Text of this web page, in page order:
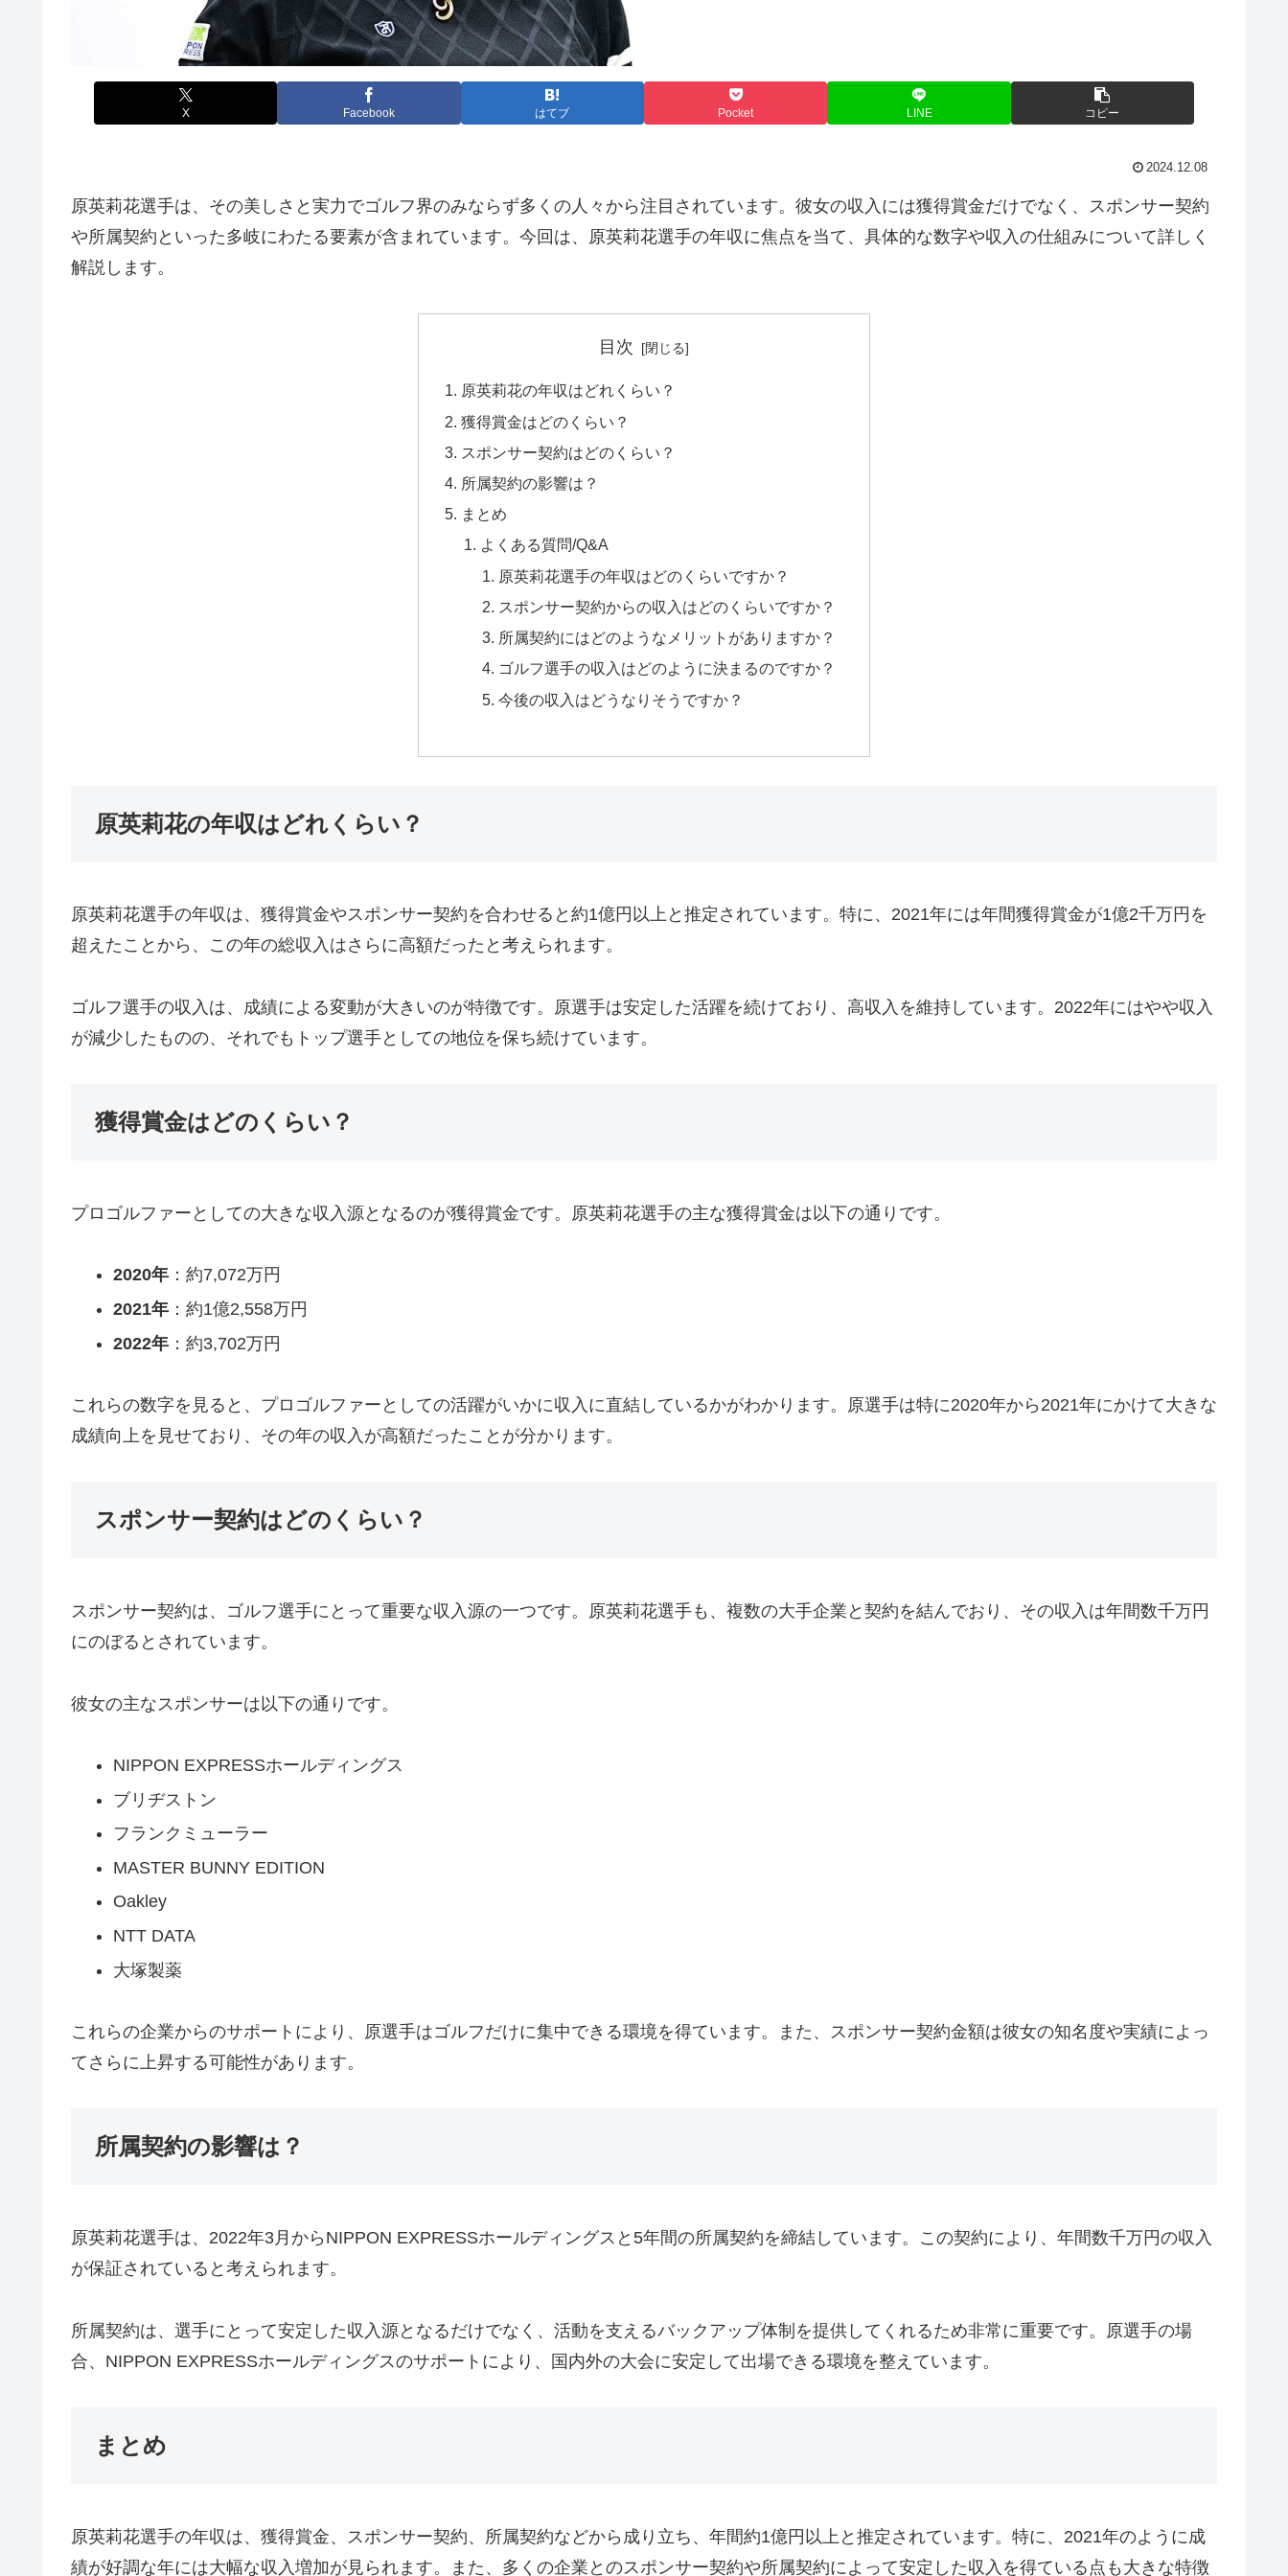
X Facebook はてブ Pocket LINE コピー
2024.12.08
原英莉花選手は、その美しさと実力でゴルフ界のみならず多くの人々から注目されています。彼女の収入には獲得賞金だけでなく、スポンサー契約
や所属契約といった多岐にわたる要素が含まれています。今回は、原英莉花選手の年収に焦点を当て、具体的な数字や収入の仕組みについて詳しく
解説します。
目次
原英莉花の年収はどれくらい？
獲得賞金はどのくらい？
スポンサー契約はどのくらい？
所属契約の影響は？
まとめ
よくある質問/Q&A
原英莉花選手の年収はどのくらいですか？
スポンサー契約からの収入はどのくらいですか？
所属契約にはどのようなメリットがありますか？
ゴルフ選手の収入はどのように決まるのですか？
今後の収入はどうなりそうですか？
原英莉花の年収はどれくらい？
原英莉花選手の年収は、獲得賞金やスポンサー契約を合わせると約1億円以上と推定されています。特に、2021年には年間獲得賞金が1億2千万円を
超えたことから、この年の総収入はさらに高額だったと考えられます。
ゴルフ選手の収入は、成績による変動が大きいのが特徴です。原選手は安定した活躍を続けており、高収入を維持しています。2022年にはやや収入
が減少したものの、それでもトップ選手としての地位を保ち続けています。
獲得賞金はどのくらい？
プロゴルファーとしての大きな収入源となるのが獲得賞金です。原英莉花選手の主な獲得賞金は以下の通りです。
2020年：約7,072万円
2021年：約1億2,558万円
2022年：約3,702万円
これらの数字を見ると、プロゴルファーとしての活躍がいかに収入に直結しているかがわかります。原選手は特に2020年から2021年にかけて大きな
成績向上を見せており、その年の収入が高額だったことが分かります。
スポンサー契約はどのくらい？
スポンサー契約は、ゴルフ選手にとって重要な収入源の一つです。原英莉花選手も、複数の大手企業と契約を結んでおり、その収入は年間数千万円
にのぼるとされています。
彼女の主なスポンサーは以下の通りです。
NIPPON EXPRESSホールディングス
ブリヂストン
フランクミューラー
MASTER BUNNY EDITION
Oakley
NTT DATA
大塚製薬
これらの企業からのサポートにより、原選手はゴルフだけに集中できる環境を得ています。また、スポンサー契約金額は彼女の知名度や実績によっ
てさらに上昇する可能性があります。
所属契約の影響は？
原英莉花選手は、2022年3月からNIPPON EXPRESSホールディングスと5年間の所属契約を締結しています。この契約により、年間数千万円の収入
が保証されていると考えられます。
所属契約は、選手にとって安定した収入源となるだけでなく、活動を支えるバックアップ体制を提供してくれるため非常に重要です。原選手の場
合、NIPPON EXPRESSホールディングスのサポートにより、国内外の大会に安定して出場できる環境を整えています。
まとめ
原英莉花選手の年収は、獲得賞金、スポンサー契約、所属契約などから成り立ち、年間約1億円以上と推定されています。特に、2021年のように成
績が好調な年には大幅な収入増加が見られます。また、多くの企業とのスポンサー契約や所属契約によって安定した収入を得ている点も大きな特徴